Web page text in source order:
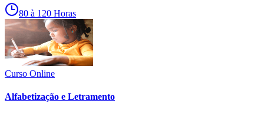
80 à 120 Horas
Curso Online
Alfabetização e Letramento